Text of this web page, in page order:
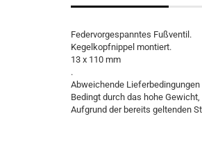
Federvorgespanntes Fußventil.
Kegelkopfnippel montiert.
13 x 110 mm
.
Abweichende
Bedingt durch das hohe
Aufgrund der bereits geltenden